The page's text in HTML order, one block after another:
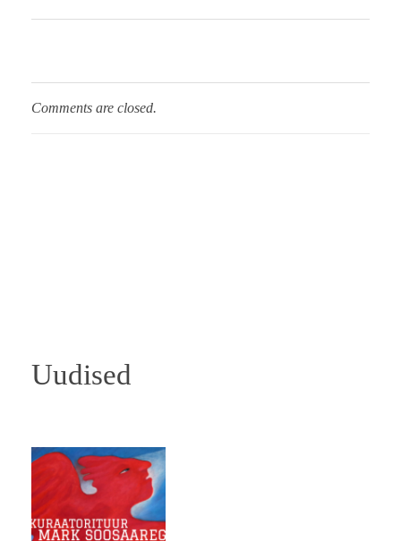
Comments are closed.
Uudised